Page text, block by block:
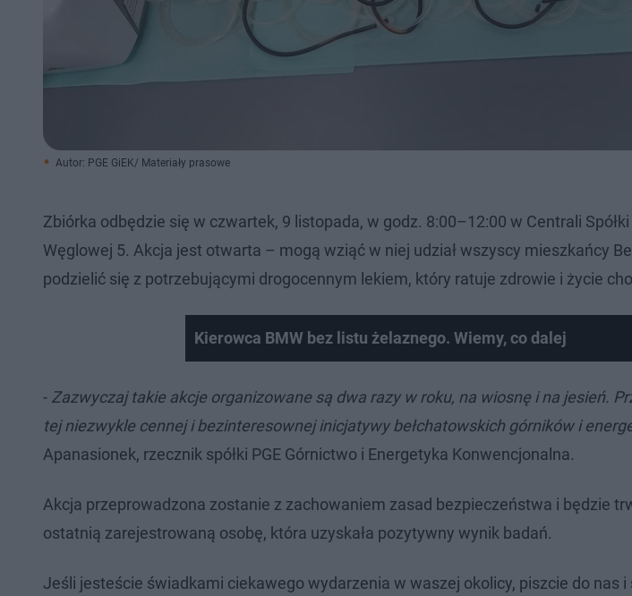
Autor: PGE GiEK/ Materiały prasowe
Zbiórka odbędzie się w czwartek, 9 listopada, w godz. 8:00–12:00 w Centrali Spółki
Węglowej 5. Akcja jest otwarta – mogą wziąć w niej udział wszyscy mieszkańcy
podzielić się z potrzebującymi drogocennym lekiem, który ratuje zdrowie i życie
Kierowca BMW bez listu żelaznego. Wiemy, co dalej
- Zazwyczaj takie akcje organizowane są dwa razy w roku, na wiosnę i na jesień.
tej niezwykle cennej i bezinteresownej inicjatywy bełchatowskich górników i
Apanasionek, rzecznik spółki PGE Górnictwo i Energetyka Konwencjonalna.
Akcja przeprowadzona zostanie z zachowaniem zasad bezpieczeństwa i będzie
ostatnią zarejestrowaną osobę, która uzyskała pozytywny wynik badań.
Jeśli jesteście świadkami ciekawego wydarzenia w waszej okolicy, piszcie do nas i